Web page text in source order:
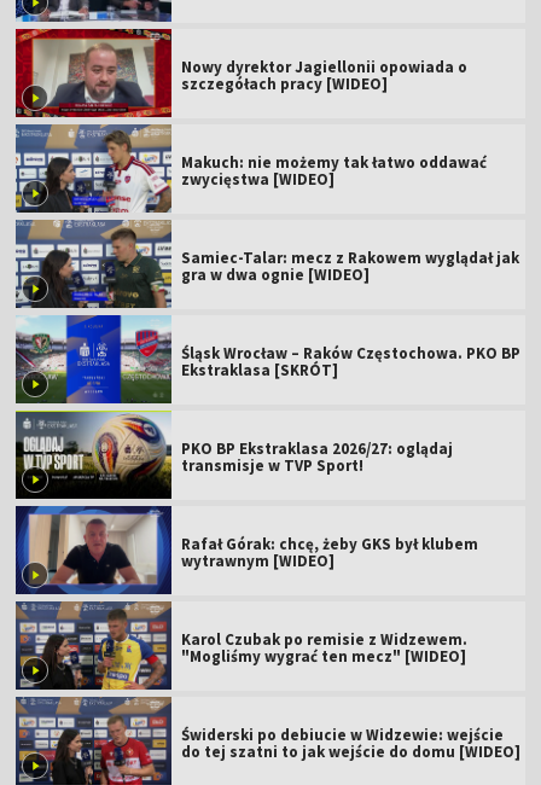
Nowy dyrektor Jagiellonii opowiada o
szczegółach pracy [WIDEO]
Makuch: nie możemy tak łatwo oddawać
zwycięstwa [WIDEO]
Samiec-Talar: mecz z Rakowem wyglądał jak
gra w dwa ognie [WIDEO]
Śląsk Wrocław – Raków Częstochowa. PKO BP
Ekstraklasa [SKRÓT]
PKO BP Ekstraklasa 2026/27: oglądaj
transmisje w TVP Sport!
Rafał Górak: chcę, żeby GKS był klubem
wytrawnym [WIDEO]
Karol Czubak po remisie z Widzewem.
"Mogliśmy wygrać ten mecz" [WIDEO]
Świderski po debiucie w Widzewie: wejście
do tej szatni to jak wejście do domu [WIDEO]